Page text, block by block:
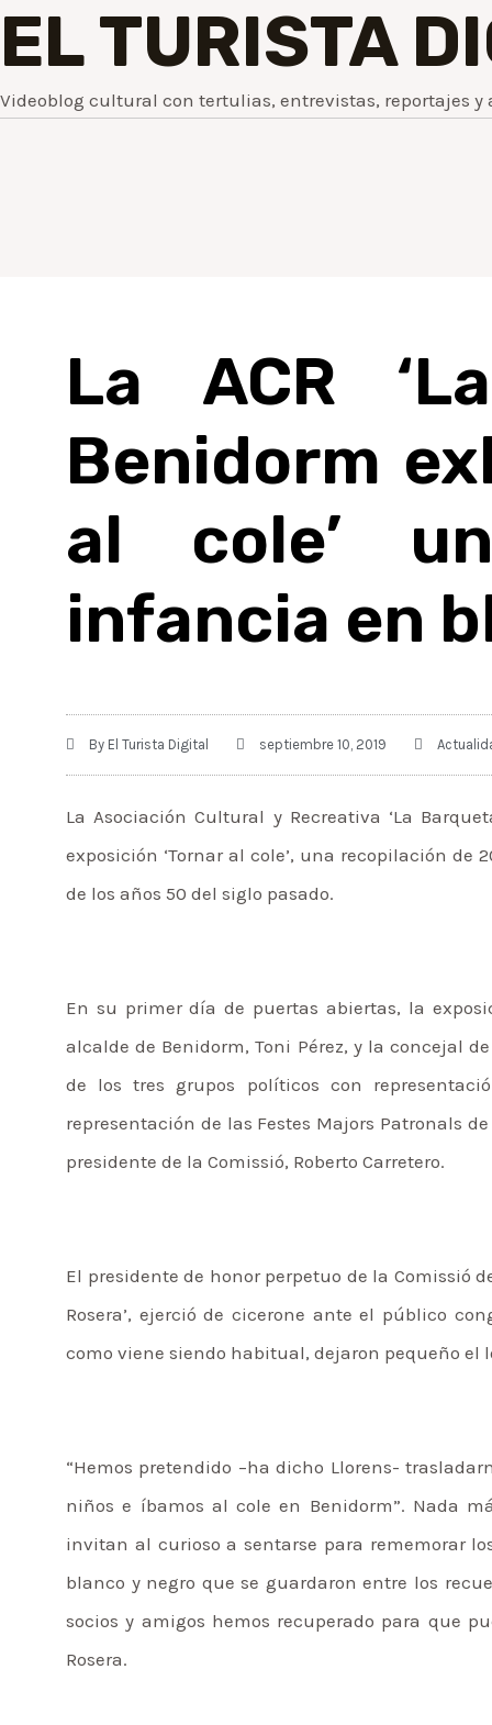
EL TURISTA
Videoblog cultural con tertulias, entrevistas, reportajes y
La ACR
Benidorm
al cole’
infancia en
By El Turista Digital septiembre 10, 2019
La Asociación Cultural y Recreativa ‘La
exposición ‘Tornar al cole’, una recopilación
de los años 50 del siglo pasado.
En su primer día de puertas abiertas, la
alcalde de Benidorm, Toni Pérez, y la concejal
de los tres grupos políticos con
representación de las Festes Majors Patronals
presidente de la Comissió, Roberto Carretero.
El presidente de honor perpetuo de la Comissió
Rosera’, ejerció de cicerone ante el público
como viene siendo habitual, dejaron pequeño el
“Hemos pretendido –ha dicho Llorens-
niños e íbamos al cole en Benidorm”. Nada
invitan al curioso a sentarse para rememorar
blanco y negro que se guardaron entre los
socios y amigos hemos recuperado para que
Rosera.